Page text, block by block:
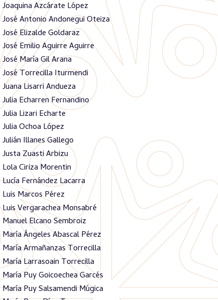
Joaquina Azcárate López
José Antonio Andonegui Oteiza
José Elizalde Goldaraz
José Emilio Aguirre Aguirre
José María Gil Arana
José Torrecilla Iturmendi
Juana Lisarri Andueza
Julia Echarren Fernandino
Julia Lizari Echarte
Julia Ochoa López
Julián Illanes Gallego
Justa Zuasti Arbizu
Lola Ciriza Morentin
Lucía Fernández Lacarra
Luis Marcos Pérez
Luis Vergarachea Monsabré
Manuel Elcano Sembroiz
María Ángeles Abascal Pérez
María Armañanzas Torrecilla
María Larrasoain Torrecilla
María Puy Goicoechea Garcés
María Puy Salsamendi Múgica